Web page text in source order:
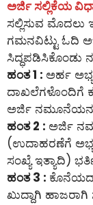
ಅರ್ಜಿ ಸಲ್ಲಿಕೆಯ
ಸಲ್ಲಿಸುವ
ಗಮನವಿಟ್ಟು ಓದಿ
ಸಿದ್ಧಪಡಿಸಿಕೊಂಡು
ಹಂತ 1 : ಅರ್ಹ
ದಾಖಲೆಗಳೊಂದಿಗೆ
ಅರ್ಜಿ
ಹಂತ 2 : ಅರ್ಜಿ
(ಉದಾಹರಣೆಗೆ
ಸಂಖ್ಯೆ ಇತ್ಯಾದಿ)
ಹಂತ 3 :
ಖುದ್ದಾಗಿ ಹಾಜರಾಗಿ